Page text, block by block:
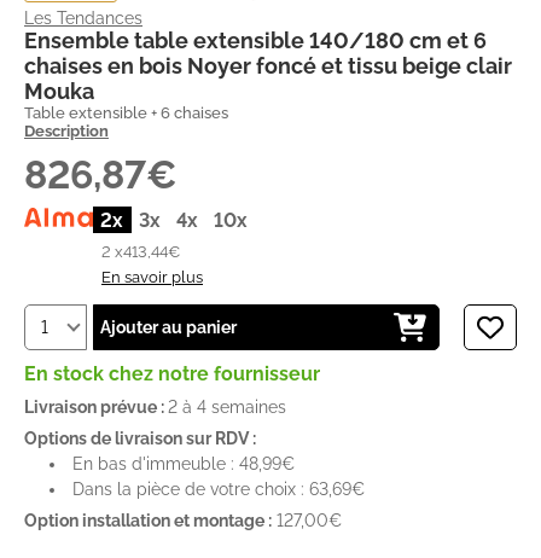
Les Tendances
Ensemble table extensible 140/180 cm et 6
chaises en bois Noyer foncé et tissu beige clair
Mouka
Table extensible + 6 chaises
Description
826,87€
2x 3x 4x 10x
2 x413,44€
En savoir plus
Ajouter au panier
En stock chez notre fournisseur
Livraison prévue :2 à 4 semaines
Options de livraison sur RDV :
En bas d'immeuble : 48,99€
Dans la pièce de votre choix : 63,69€
Option installation et montage : 127,00€